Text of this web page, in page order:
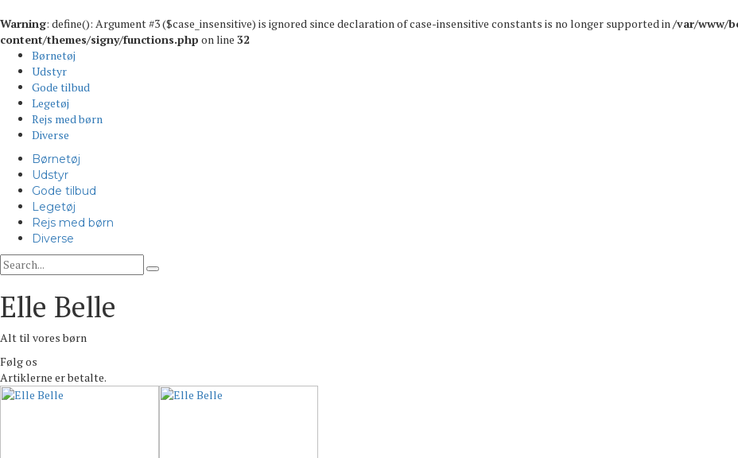
Warning: define(): Argument #3 ($case_insensitive) is ignored since declaration of case-insensitive constants is no longer supported in/var/www/
content/themes/signy/functions.php on line 32
Børnetøj
Udstyr
Gode tilbud
Legetøj
Rejs med børn
Diverse
Børnetøj
Udstyr
Gode tilbud
Legetøj
Rejs med børn
Diverse
Elle Belle
Alt til vores børn
Følg os